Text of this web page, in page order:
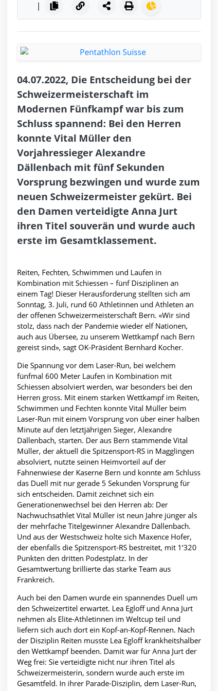
|
04.07.2022, Die Entscheidung bei der
Schweizermeisterschaft im
Modernen Fünfkampf war bis zum
Schluss spannend: Bei den Herren
konnte Vital Müller den
Vorjahressieger Alexandre
Dällenbach mit fünf Sekunden
Vorsprung bezwingen und wurde zum
neuen Schweizermeister gekürt. Bei
den Damen verteidigte Anna Jurt
ihren Titel souverän und wurde auch
erste im Gesamtklassement.
Reiten, Fechten, Schwimmen und Laufen in
Kombination mit Schiessen – fünf Disziplinen an
einem Tag! Dieser Herausforderung stellten sich am
Sonntag, 3. Juli, rund 60 Athletinnen und Athleten an
der offenen Schweizermeisterschaft Bern. «Wir sind
stolz, dass nach der Pandemie wieder elf Nationen,
auch aus Übersee, zu unserem Wettkampf nach Bern
gereist sind», sagt OK-Präsident Bernhard Kocher.
Die Spannung vor dem Laser-Run, bei welchem
fünfmal 600 Meter Laufen in Kombination mit
Schiessen absolviert werden, war besonders bei den
Herren gross. Mit einem starken Wettkampf im Reiten,
Schwimmen und Fechten konnte Vital Müller beim
Laser-Run mit einem Vorsprung von über einer halben
Minute auf den letztjährigen Sieger, Alexandre
Dällenbach, starten. Der aus Bern stammende Vital
Müller, der aktuell die Spitzensport-RS in Magglingen
absolviert, nutzte seinen Heimvorteil auf der
Fahnenwiese der Kaserne Bern und konnte am Schluss
das Duell mit nur gerade 5 Sekunden Vorsprung für
sich entscheiden. Damit zeichnet sich ein
Generationenwechsel bei den Herren ab: Der
Nachwuchsathlet Vital Müller ist neun Jahre jünger als
der mehrfache Titelgewinner Alexandre Dällenbach.
Und aus der Westschweiz holte sich Maxence Hofer,
der ebenfalls die Spitzensport-RS bestreitet, mit 1‘320
Punkten den dritten Podestplatz. In der
Gesamtwertung brillierte das starke Team aus
Frankreich.
Auch bei den Damen wurde ein spannendes Duell um
den Schweizertitel erwartet. Lea Egloff und Anna Jurt
nehmen als Elite-Athletinnen im Weltcup teil und
liefern sich auch dort ein Kopf-an-Kopf-Rennen. Nach
der Disziplin Reiten musste Lea Egloff krankheitshalber
den Wettkampf beenden. Damit war für Anna Jurt der
Weg frei: Sie verteidigte nicht nur ihren Titel als
Schweizermeisterin, sondern wurde auch erste im
Gesamtfeld. In ihrer Parade-Disziplin, dem Laser-Run,